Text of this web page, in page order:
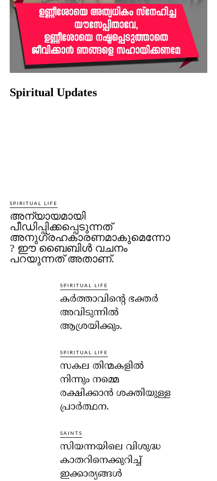
Spiritual Updates
SPIRITUAL LIFE
അന്യായമായി
പീഡിപ്പിക്കപ്പെടുന്നത്
അനുഗ്രഹകാരണമാകുമെന്നോ
? ഈ ബൈബിള്‍ വചനം
പറയുന്നത് അതാണ്.
SPIRITUAL LIFE
കര്‍ത്താവിന്റെ ഭക്തര്‍
അവിടുന്നില്‍
ആശ്രയിക്കും.
SPIRITUAL LIFE
സകല തിന്മകളില്‍
നിന്നും നമ്മെ
രക്ഷിക്കാന്‍ ശക്തിയുള്ള
പ്രാര്‍ത്ഥന.
SAINTS
സിയന്നയിലെ വിശുദ്ധ
കാതറിനെക്കുറിച്ച്
ഇക്കാര്യങ്ങള്‍